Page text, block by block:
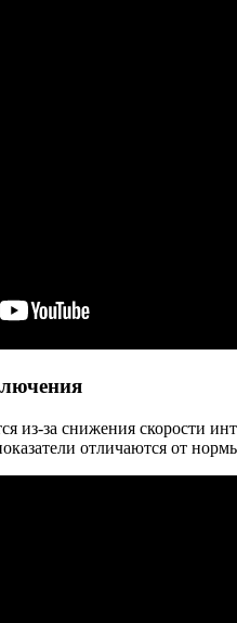
из-за снижения скорости
отличаются от